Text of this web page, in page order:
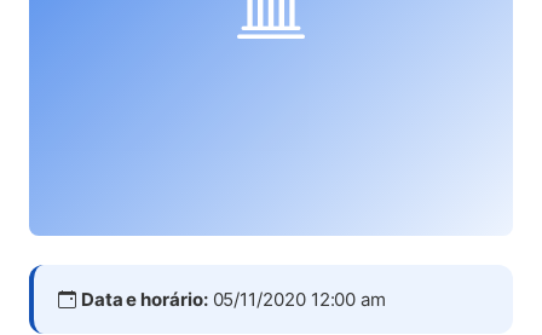
Data e horário:05/11/2020 12:00 am